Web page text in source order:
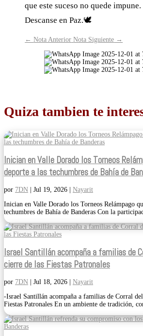
que este suceso no quede impune.
Descanse en Paz.🕊
←Nota Anterior Nota Siguiente →
Quiza tambien te
Inician en Valle Dorado los Torneos
deporte a las techumbres de Bahía de
por 7DN Jul 19, 2026
Nayarit
Inician en Valle Dorado los Torneos Relámpago
techumbres de Bahía de Banderas Con la
Israel Santillán acompaña a familias de
cierre de las Fiestas Patronales
por 7DN | Jul 18, 2026 | Nayarit
-Israel Santillán acompaña a familias de Corral
Fiestas Patronales En un ambiente de tradición,